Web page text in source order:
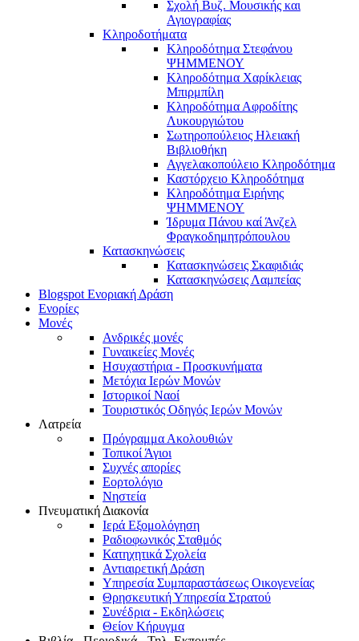
Σχολή Βυζ. Μουσικής και
Αγιογραφίας
Κληροδοτήματα
Κληροδότημα Στεφάνου
ΨΗΜΜΕΝΟΥ
Κληροδότημα Χαρίκλειας
Μπιρμπίλη
Κληροδότημα Αφροδίτης
Λυκουργιώτου
Σωτηροπούλειος Ηλειακή
Βιβλιοθήκη
Αγγελακοπούλειο Κληροδότημα
Καστόρχειο Κληροδότημα
Κληροδότημα Ειρήνης
ΨΗΜΜΕΝΟΥ
Ίδρυμα Πάνου καί Άνζελ
Φραγκοδημητρόπουλου
Κατασκηνώσεις
Κατασκηνώσεις Σκαφιδιάς
Κατασκηνώσεις Λαμπείας
Blogspot Ενοριακή Δράση
Ενορίες
Μονές
Ανδρικές μονές
Γυναικείες Μονές
Ησυχαστήρια - Προσκυνήματα
Μετόχια Ιερών Μονών
Ιστορικοί Ναοί
Τουριστικός Οδηγός Ιερών Μονών
Λατρεία
Πρόγραμμα Ακολουθιών
Τοπικοί Άγιοι
Συχνές απορίες
Εορτολόγιο
Νηστεία
Πνευματική Διακονία
Ιερά Εξομολόγηση
Ραδιοφωνικός Σταθμός
Κατηχητικά Σχολεία
Αντιαιρετική Δράση
Υπηρεσία Συμπαραστάσεως Οικογενείας
Θρησκευτική Υπηρεσία Στρατού
Συνέδρια - Εκδηλώσεις
Θείον Κήρυγμα